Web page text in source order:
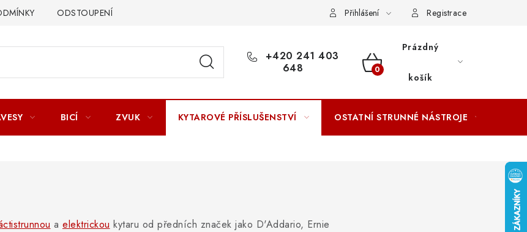
ODSTOUPENÍ OD SMLOUVY ZÁSADY ZPRACOVÁNÍ OSOBNÍCH ÚDAJŮ
Přihlášení Registrace
+420 241 403
648
NÁKUPNÍ
Prázdný
košík
BICÍ ZVUK KYTAROVÉ PŘÍSLUŠENSTVÍ OSTATNÍ STRUNNÉ NÁSTROJE
a elektrickou kytaru od předních značek jako D'Addario, Ernie